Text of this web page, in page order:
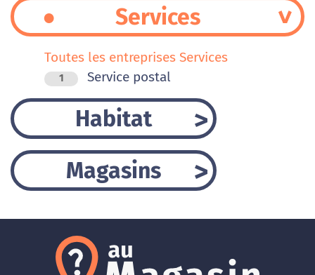
Services
Toutes les entreprises Services
1 Service postal
Habitat
Magasins